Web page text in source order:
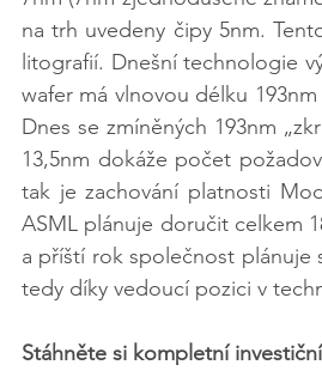
na trh uvedeny čipy 5nm.
litografií. Dnešní technologie
wafer má vlnovou délku
Dnes se zmíněných 193nm
13,5nm dokáže počet
tak je zachování platnosti
ASML plánuje doručit celkem
a příští rok společnost plánuje
tedy díky vedoucí pozici v
Stáhněte si kompletní